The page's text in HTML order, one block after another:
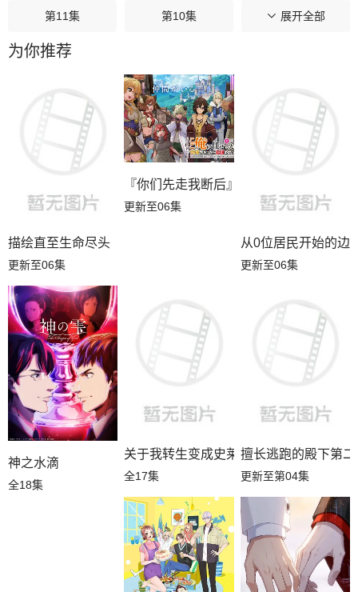
第11集 第10集 第09集
第08集
第04集
第02集 第01集
展开全部
为你推荐
描绘直至生命尽头
更新至06集
『你们先走我断后』，于是10年后我成
更新至06集
从0位居民开始的边
更新至06集
神之水滴
全18集
关于我转生变成史莱姆这档事第四季
全17集
擅长逃跑的殿下第二
更新至第04集